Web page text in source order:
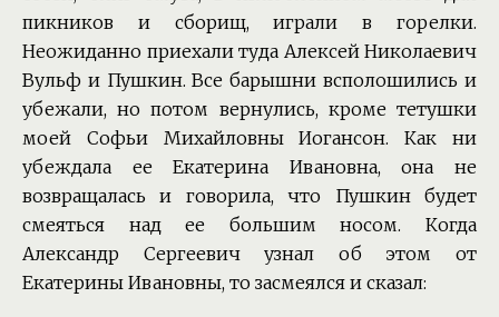
пикников и сборищ, играли в горелки.
Неожиданно приехали туда Алексей Николаевич
Вульф и Пушкин. Все барышни всполошились и
убежали, но потом вернулись, кроме тетушки
моей Софьи Михайловны Иогансон. Как ни
убеждала ее Екатерина Ивановна, она не
возвращалась и говорила, что Пушкин будет
смеяться над ее большим носом. Когда
Александр Сергеевич узнал об этом от
Екатерины Ивановны, то засмеялся и сказал: